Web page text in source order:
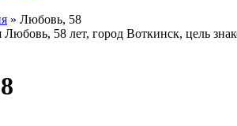
» Любовь, 58